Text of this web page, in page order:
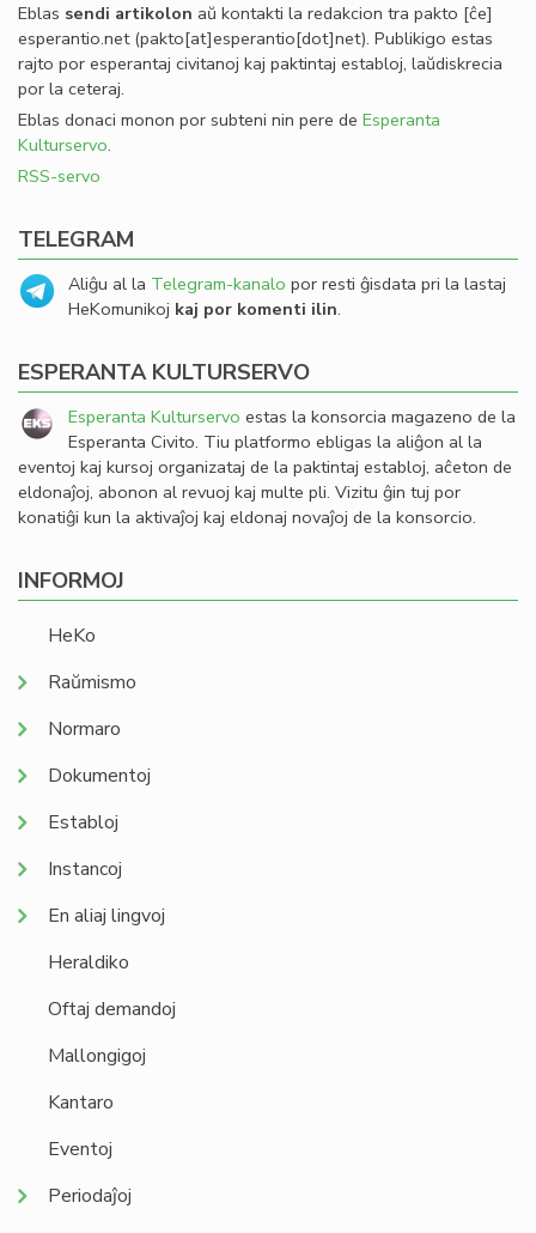
Eblas sendi artikolon aŭ kontakti la redakcion tra pakto [ĉe]
esperantio.net(pakto[at]esperantio[dot]net). Publikigo estas
rajto por esperantaj civitanoj kaj paktintaj establoj, laŭdiskrecia
por la ceteraj.
Eblas donaci monon por subteni nin pere de Esperanta
Kulturservo.
RSS-servo
TELEGRAM
Aliĝu al la Telegram-kanalo por resti ĝisdata pri la lastaj
HeKomunikoj kaj por komenti ilin.
ESPERANTA KULTURSERVO
Esperanta Kulturservo estas la konsorcia magazeno de la
Esperanta Civito. Tiu platformo ebligas la aliĝon al la
eventoj kaj kursoj organizataj de la paktintaj establoj, aĉeton de
eldonaĵoj, abonon al revuoj kaj multe pli. Vizitu ĝin tuj por
konatiĝi kun la aktivaĵoj kaj eldonaj novaĵoj de la konsorcio.
INFORMOJ
HeKo
Raŭmismo
Normaro
Dokumentoj
Establoj
Instancoj
En aliaj lingvoj
Heraldiko
Oftaj demandoj
Mallongigoj
Kantaro
Eventoj
Periodaĵoj